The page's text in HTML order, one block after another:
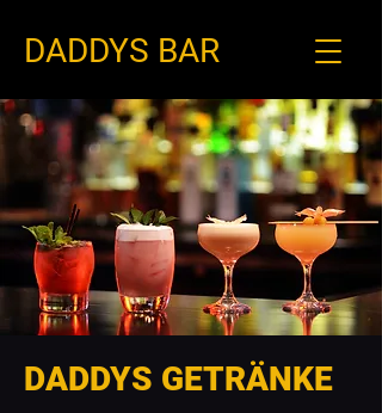
DADDYS BAR
DADDYS GETRÄNKE